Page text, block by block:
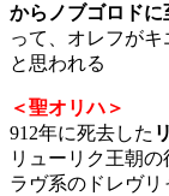
からノブゴロド
って、オレフが
と思われる
＜聖オリハ＞
912年に死去した
リューリク王朝
ラヴ系のドレヴリ